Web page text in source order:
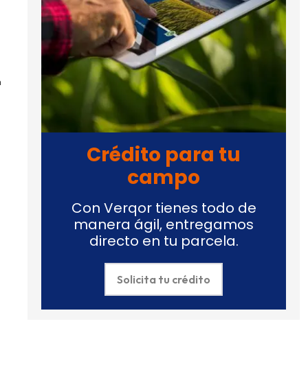
Crédito para tu
campo
Con Verqor tienes todo de
manera ágil, entregamos
directo en tu parcela.
Solicita tu crédito